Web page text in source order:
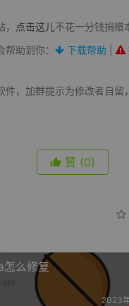
点击这儿不花一分钱捐赠
助到你：
下载帮助
件，加群提示为修改者自留，
赞 (0)
么修复
2023